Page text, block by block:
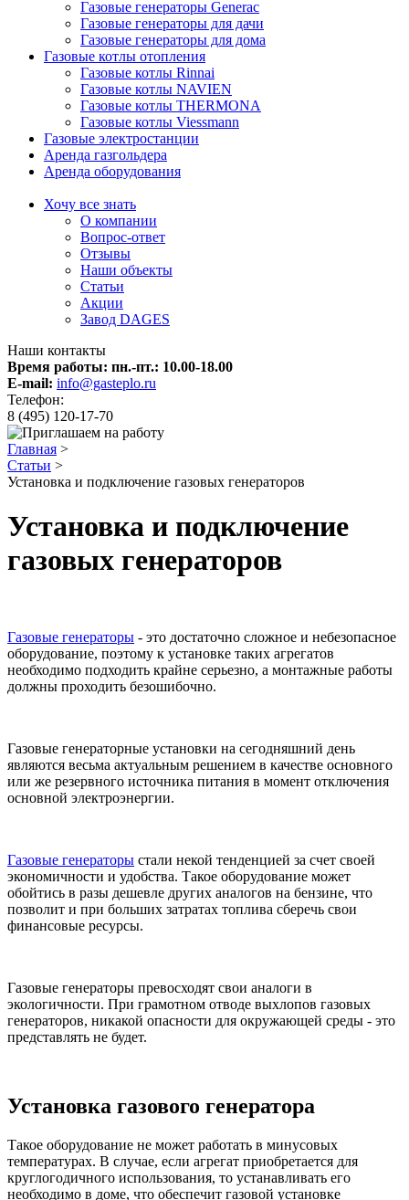
Газовые генераторы Generac
Газовые генераторы для дачи
Газовые генераторы для дома
Газовые котлы отопления
Газовые котлы Rinnai
Газовые котлы NAVIEN
Газовые котлы THERMONA
Газовые котлы Viessmann
Газовые электростанции
Аренда газгольдера
Аренда оборудования
Хочу все знать
О компании
Вопрос-ответ
Отзывы
Наши объекты
Статьи
Акции
Завод DAGES
Наши контакты
Время работы: пн.-пт.: 10.00-18.00
E-mail: info@gasteplo.ru
Телефон:
8 (495) 120-17-70
Главная >
Статьи >
Установка и подключение газовых генераторов
Установка и подключение
газовых генераторов
Газовые генераторы - это достаточно сложное и небезопасное
оборудование, поэтому к установке таких агрегатов
необходимо подходить крайне серьезно, а монтажные работы
должны проходить безошибочно.
Газовые генераторные установки на сегодняшний день
являются весьма актуальным решением в качестве основного
или же резервного источника питания в момент отключения
основной электроэнергии.
Газовые генераторы стали некой тенденцией за счет своей
экономичности и удобства. Такое оборудование может
обойтись в разы дешевле других аналогов на бензине, что
позволит и при больших затратах топлива сберечь свои
финансовые ресурсы.
Газовые генераторы превосходят свои аналоги в
экологичности. При грамотном отводе выхлопов газовых
генераторов, никакой опасности для окружающей среды - это
представлять не будет.
Установка газового генератора
Такое оборудование не может работать в минусовых
температурах. В случае, если агрегат приобретается для
круглогодичного использования, то устанавливать его
необходимо в доме, что обеспечит газовой установке